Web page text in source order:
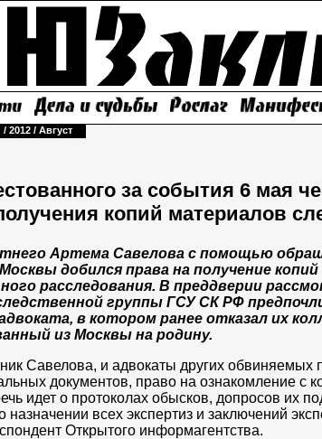
/ 2012 / Август
за события 6 мая
копий материалов
Артема Савелова с помощью
добился права на получение
расследования. В преддверии
группы ГСУ СК РФ
в котором ранее отказал их
из Москвы на родину.
Савелова, и адвокаты других обвиняемых
документов, право на ознакомление с
идет о протоколах обысков, допросов их
назначении всех экспертиз и заключений
Открытого информагентства.